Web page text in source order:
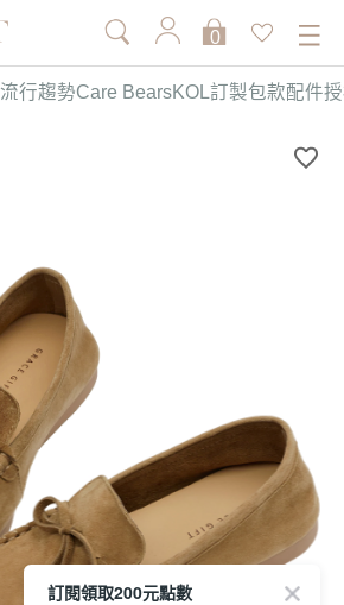
0
流行趨勢Care BearsKOL訂製包款配件
訂閱領取200元點數